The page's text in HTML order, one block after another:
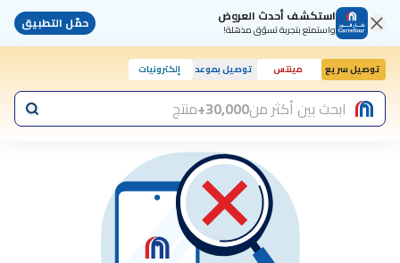
استكشف أحدث العروض
واستمتع بتجربة تسوّق مذهلة! حمّل التطبيق
توصيل سريع مينتس توصيل بموعد إلكترونيات
ابحث بين أكثر من30,000+ منتج